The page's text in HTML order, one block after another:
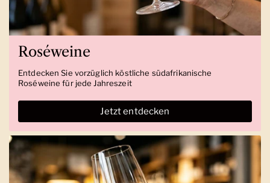
Roséweine
Entdecken Sie vorzüglich köstliche südafrikanische
Roséweine für jede Jahreszeit
Jetzt entdecken